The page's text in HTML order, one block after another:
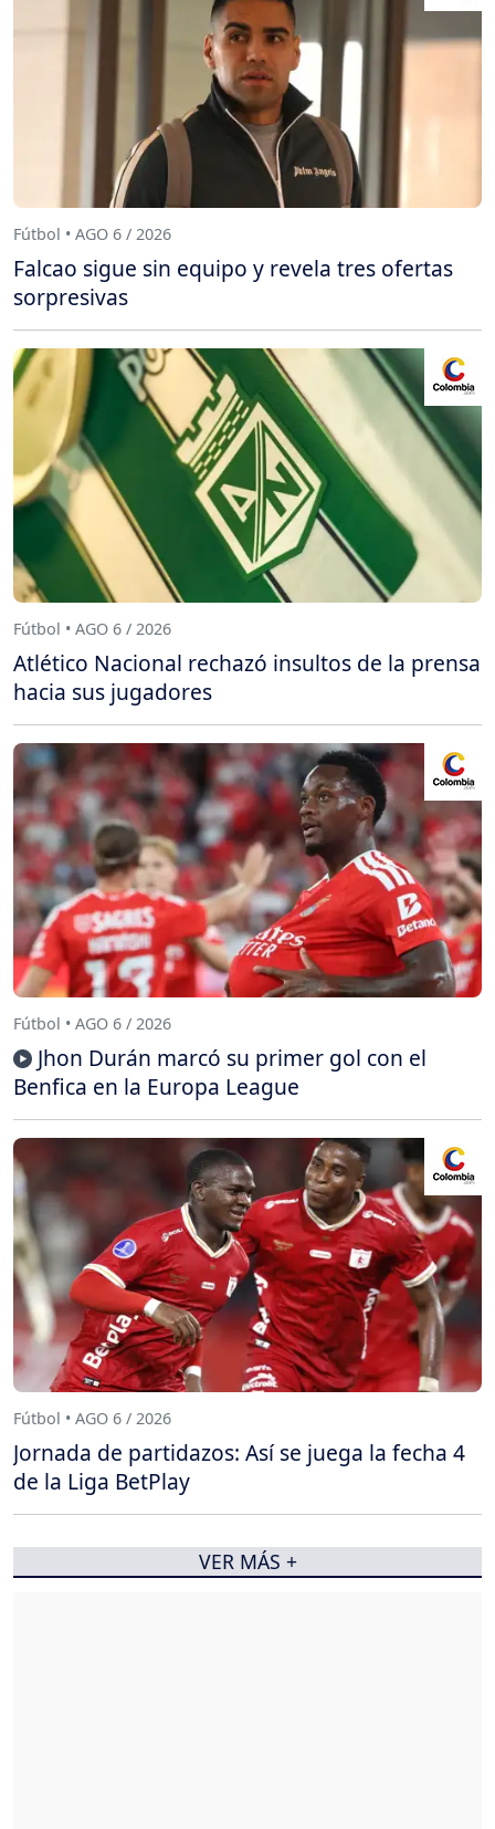
Fútbol • AGO 6 / 2026
Falcao sigue sin equipo y revela tres ofertas
sorpresivas
Fútbol • AGO 6 / 2026
Atlético Nacional rechazó insultos de la prensa
hacia sus jugadores
Fútbol • AGO 6 / 2026
Jhon Durán marcó su primer gol con el
Benfica en la Europa League
Fútbol • AGO 6 / 2026
Jornada de partidazos: Así se juega la fecha 4
de la Liga BetPlay
VER MÁS +